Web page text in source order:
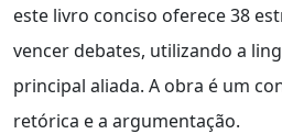
este livro conciso oferece 38
vencer debates, utilizando a
principal aliada. A obra é um
retórica e a argumentação.